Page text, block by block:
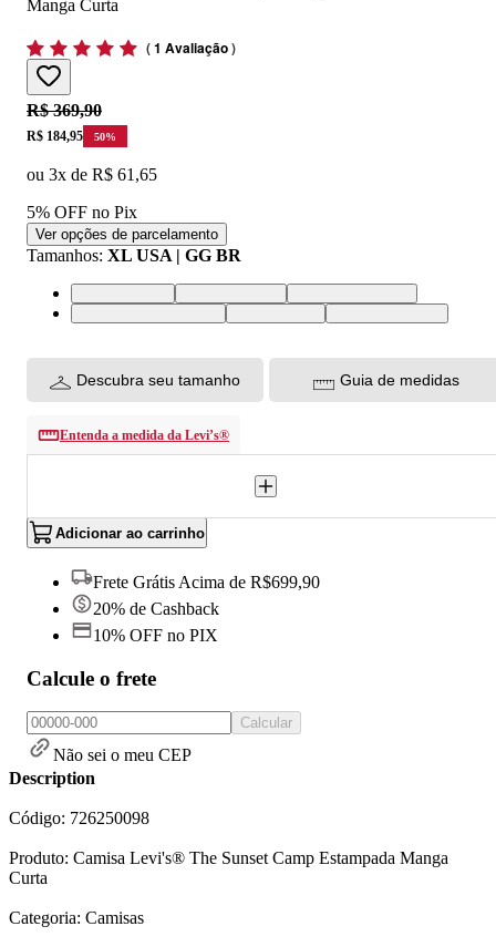
Manga Curta
(1 Avaliação)
Original price:
R$ 369,90
Price:
R$ 184,95 50%
ou 3x de R$ 61,65
5% OFF no Pix
Ver opções de parcelamento
Tamanhos: XL USA | GG BR
L USA | G BRM USA | M BRXL USA | GG BR
XXL USA | EGG BRS USA | P BRXS USA | PP BR
Descubra seu tamanho Guia de medidas
Entenda a medida da Levi’s®
Adicionar ao carrinho
Frete Grátis Acima de R$699,90
20% de Cashback
10% OFF no PIX
Calcule o frete
Calcular
Não sei o meu CEP
Description
Código: 726250098
Produto: Camisa Levi's® The Sunset Camp Estampada Manga
Curta
Categoria: Camisas